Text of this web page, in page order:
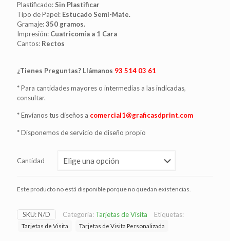
Plastificado:Sin Plastificar
Tipo de Papel: Estucado Semi-Mate.
Gramaje:350 gramos.
Impresión: Cuatricomía a 1 Cara
Cantos: Rectos
¿Tienes Preguntas? Llámanos 93 514 03 61
* Para cantidades mayores o intermedias a las indicadas,
consultar.
* Envíanos tus diseños a comercial1@graficasdprint.com
* Disponemos de servicio de diseño propio
Cantidad
Este producto no está disponible porque no quedan existencias.
SKU:N/D Categoría: Tarjetas de Visita Etiquetas:
Tarjetas de Visita Tarjetas de Visita Personalizada